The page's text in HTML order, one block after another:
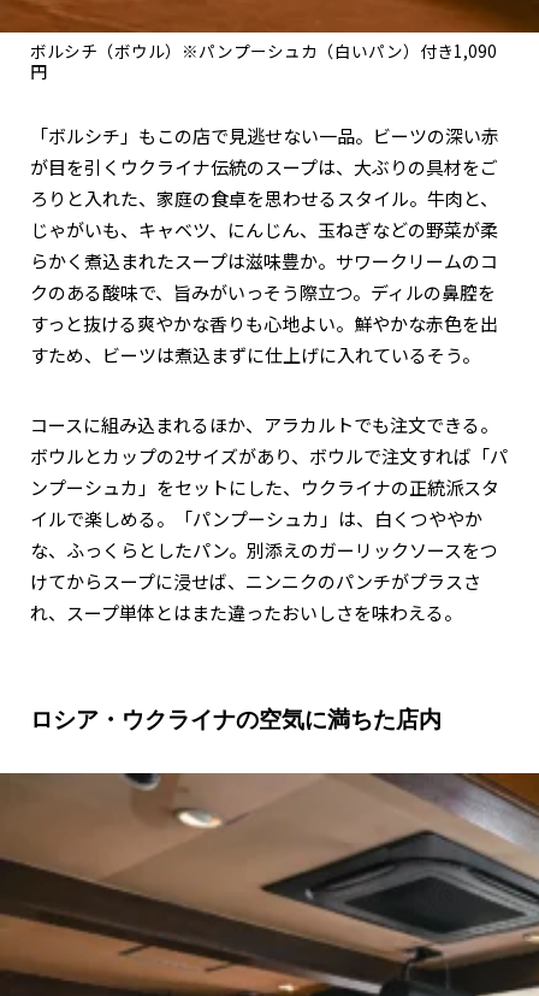
ボルシチ（ボウル）※パンプーシュカ（白いパン）付き1,090
円
「ボルシチ」もこの店で見逃せない一品。ビーツの深い赤
が目を引くウクライナ伝統のスープは、大ぶりの具材をご
ろりと入れた、家庭の食卓を思わせるスタイル。牛肉と、
じゃがいも、キャベツ、にんじん、玉ねぎなどの野菜が柔
らかく煮込まれたスープは滋味豊か。サワークリームのコ
クのある酸味で、旨みがいっそう際立つ。ディルの鼻腔を
すっと抜ける爽やかな香りも心地よい。鮮やかな赤色を出
すため、ビーツは煮込まずに仕上げに入れているそう。
コースに組み込まれるほか、アラカルトでも注文できる。
ボウルとカップの2サイズがあり、ボウルで注文すれば「パ
ンプーシュカ」をセットにした、ウクライナの正統派スタ
イルで楽しめる。「パンプーシュカ」は、白くつややか
な、ふっくらとしたパン。別添えのガーリックソースをつ
けてからスープに浸せば、ニンニクのパンチがプラスさ
れ、スープ単体とはまた違ったおいしさを味わえる。
ロシア・ウクライナの空気に満ちた店内